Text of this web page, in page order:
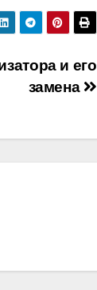
и его
замена